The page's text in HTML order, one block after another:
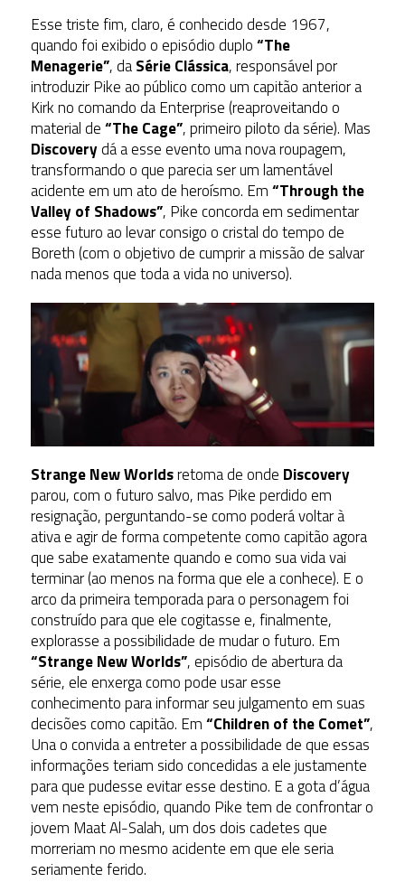
Esse triste fim, claro, é conhecido desde 1967,
quando foi exibido o episódio duplo“The
Menagerie”, daSérie Clássica, responsável por
introduzir Pike ao público como um capitão anterior a
Kirk no comando da Enterprise (reaproveitando o
material de“The Cage”, primeiro piloto da série). Mas
Discoverydá a esse evento uma nova roupagem,
transformando o que parecia ser um lamentável
acidente em um ato de heroísmo. Em“Through the
Valley of Shadows”, Pike concorda em sedimentar
esse futuro ao levar consigo o cristal do tempo de
Boreth (com o objetivo de cumprir a missão de salvar
nada menos que toda a vida no universo).
Strange New Worldsretoma de onde Discovery
parou, com o futuro salvo, mas Pike perdido em
resignação, perguntando-se como poderá voltar à
ativa e agir de forma competente como capitão agora
que sabe exatamente quando e como sua vida vai
terminar (ao menos na forma que ele a conhece). E o
arco da primeira temporada para o personagem foi
construído para que ele cogitasse e, finalmente,
explorasse a possibilidade de mudar o futuro. Em
“Strange New Worlds”, episódio de abertura da
série, ele enxerga como pode usar esse
conhecimento para informar seu julgamento em suas
decisões como capitão. Em“Children of the Comet”,
Una o convida a entreter a possibilidade de que essas
informações teriam sido concedidas a ele justamente
para que pudesse evitar esse destino. E a gota d’água
vem neste episódio, quando Pike tem de confrontar o
jovem Maat Al-Salah, um dos dois cadetes que
morreriam no mesmo acidente em que ele seria
seriamente ferido.